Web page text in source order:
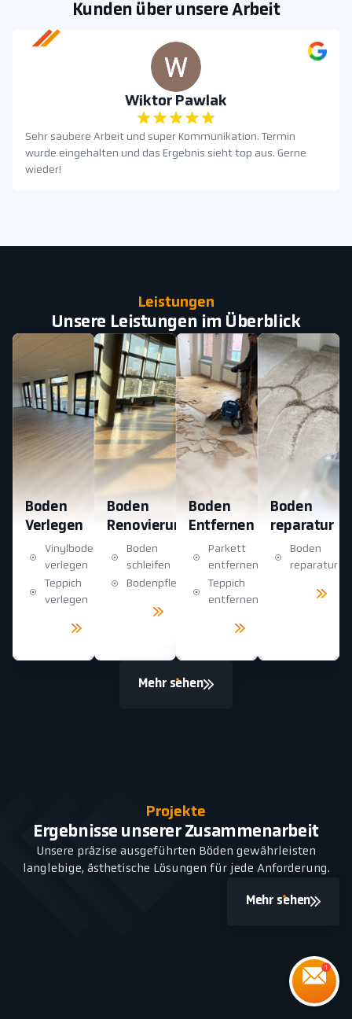
Kunden über unsere Arbeit
Wiktor Pawlak
Sehr saubere Arbeit und super Kommunikation. Termin
wurde eingehalten und das Ergebnis sieht top aus. Gerne
wieder!
Leistungen
Unsere Leistungen im Überblick
Boden
Verlegen
Vinylboden
verlegen
Teppich
verlegen
Boden
Renovierung
Boden
schleifen
Bodenpflege
Boden
Entfernen
Parkett
entfernen
Teppich
entfernen
Boden
reparatur
Boden
reparatur
Mehr sehen
Projekte
Ergebnisse unserer Zusammenarbeit
Unsere präzise ausgeführten Böden gewährleisten
langlebige, ästhetische Lösungen für jede Anforderung.
Mehr sehen